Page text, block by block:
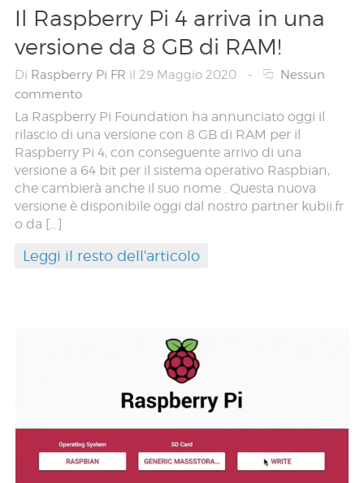
Il Raspberry Pi 4 arriva in una
versione da 8 GB di RAM!
Di Raspberry Pi FR il 29 Maggio 2020 -
Nessun
commento
La Raspberry Pi Foundation ha annunciato oggi il
rilascio di una versione con 8 GB di RAM per il
Raspberry Pi 4, con conseguente arrivo di una
versione a 64 bit per il sistema operativo Raspbian,
che cambierà anche il suo nome . Questa nuova
versione è disponibile oggi dal nostro partner kubii.fr
o da […]
Leggi il resto dell'articolo